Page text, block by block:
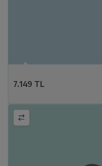
7.149 TL